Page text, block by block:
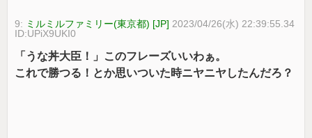
9: ミルミルファミリー(東京都) [JP] 2023/04/26(水) 22:39:55.34
ID:UPiX9UKI0
「うな丼大臣！」このフレーズいいわぁ。
これで勝つる！とか思いついた時ニヤニヤしたんだろ？